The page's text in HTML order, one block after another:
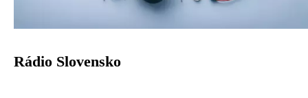
Rádio Slovensko